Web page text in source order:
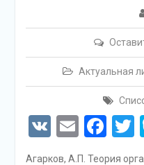
Актуальная
VKEmail
Агарков, А.П. Теория